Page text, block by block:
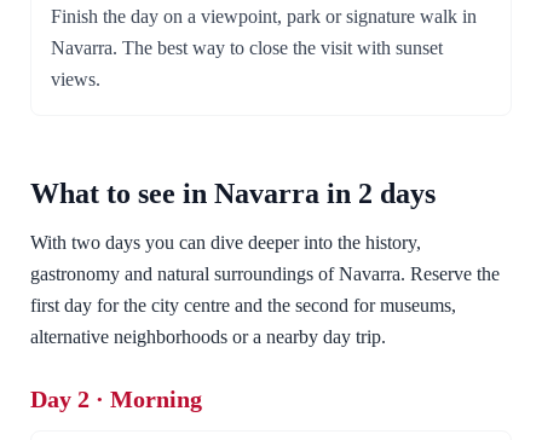
Finish the day on a viewpoint, park or signature walk in
Navarra. The best way to close the visit with sunset
views.
What to see in Navarra in 2 days
With two days you can dive deeper into the history,
gastronomy and natural surroundings of Navarra. Reserve the
first day for the city centre and the second for museums,
alternative neighborhoods or a nearby day trip.
Day 2 · Morning